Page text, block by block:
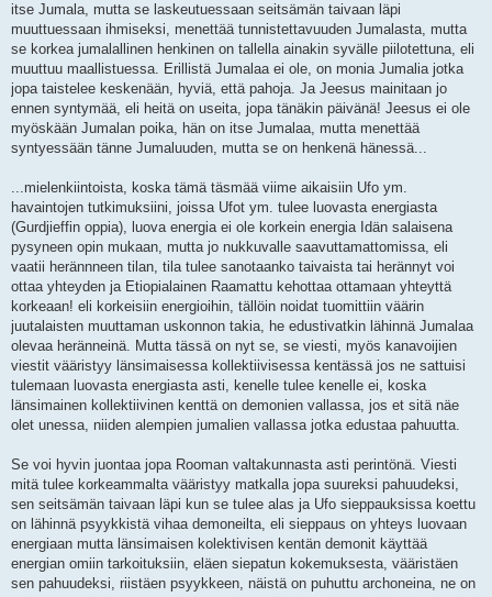
itse Jumala, mutta se laskeutuessaan seitsämän taivaan läpi
muuttuessaan ihmiseksi, menettää tunnistettavuuden Jumalasta, mutta
se korkea jumalallinen henkinen on tallella ainakin syvälle piilotettuna, eli
muuttuu maallistuessa. Erillistä Jumalaa ei ole, on monia Jumalia jotka
jopa taistelee keskenään, hyviä, että pahoja. Ja Jeesus mainitaan jo
ennen syntymää, eli heitä on useita, jopa tänäkin päivänä! Jeesus ei ole
myöskään Jumalan poika, hän on itse Jumalaa, mutta menettää
syntyessään tänne Jumaluuden, mutta se on henkenä hänessä...
...mielenkiintoista, koska tämä täsmää viime aikaisiin Ufo ym.
havaintojen tutkimuksiini, joissa Ufot ym. tulee luovasta energiasta
(Gurdjieffin oppia), luova energia ei ole korkein energia Idän salaisena
pysyneen opin mukaan, mutta jo nukkuvalle saavuttamattomissa, eli
vaatii herännneen tilan, tila tulee sanotaanko taivaista tai herännyt voi
ottaa yhteyden ja Etiopialainen Raamattu kehottaa ottamaan yhteyttä
korkeaan! eli korkeisiin energioihin, tällöin noidat tuomittiin väärin
juutalaisten muuttaman uskonnon takia, he edustivatkin lähinnä Jumalaa
olevaa heränneinä. Mutta tässä on nyt se, se viesti, myös kanavoijien
viestit vääristyy länsimaisessa kollektiivisessa kentässä jos ne sattuisi
tulemaan luovasta energiasta asti, kenelle tulee kenelle ei, koska
länsimainen kollektiivinen kenttä on demonien vallassa, jos et sitä näe
olet unessa, niiden alempien jumalien vallassa jotka edustaa pahuutta.
Se voi hyvin juontaa jopa Rooman valtakunnasta asti perintönä. Viesti
mitä tulee korkeammalta vääristyy matkalla jopa suureksi pahuudeksi,
sen seitsämän taivaan läpi kun se tulee alas ja Ufo sieppauksissa koettu
on lähinnä psyykkistä vihaa demoneilta, eli sieppaus on yhteys luovaan
energiaan mutta länsimaisen kolektivisen kentän demonit käyttää
energian omiin tarkoituksiin, eläen siepatun kokemuksesta, vääristäen
sen pahuudeksi, riistäen psyykkeen, näistä on puhuttu archoneina, ne on